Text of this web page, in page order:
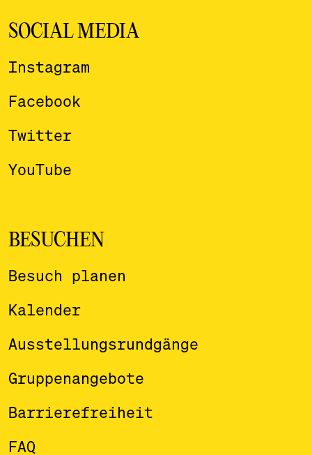
SOCIAL MEDIA
Instagram
Facebook
Twitter
YouTube
BESUCHEN
Besuch planen
Kalender
Ausstellungsrundgänge
Gruppenangebote
Barrierefreiheit
FAQ